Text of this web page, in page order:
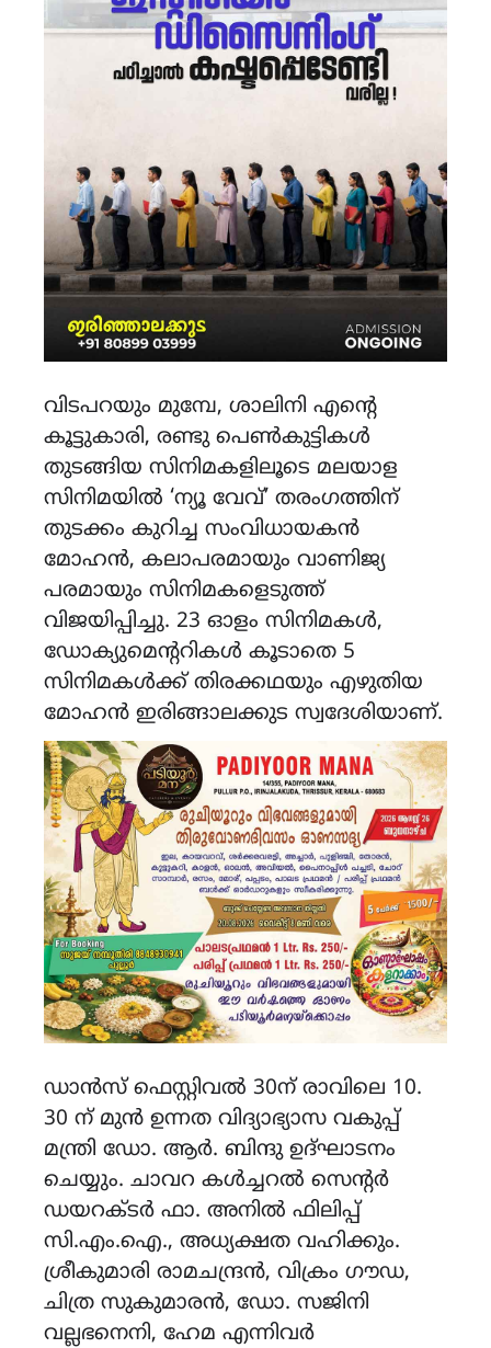
വിടപറയും മുമ്പേ, ശാലിനി എൻ്റെ
കൂട്ടുകാരി, രണ്ടു പെൺകുട്ടികൾ
തുടങ്ങിയ സിനിമകളിലൂടെ മലയാള
സിനിമയിൽ ‘ന്യൂ വേവ്’ തരംഗത്തിന്
തുടക്കം കുറിച്ച സംവിധായകൻ
മോഹൻ, കലാപരമായും വാണിജ്യ
പരമായും സിനിമകളെടുത്ത്
വിജയിപ്പിച്ചു. 23 ഓളം സിനിമകൾ,
ഡോക്യുമെന്ററികൾ കൂടാതെ 5
സിനിമകൾക്ക് തിരക്കഥയും എഴുതിയ
മോഹൻ ഇരിങ്ങാലക്കുട സ്വദേശിയാണ്.
ഡാൻസ് ഫെസ്റ്റിവൽ 30ന് രാവിലെ 10.
30 ന് മുൻ ഉന്നത വിദ്യാഭ്യാസ വകുപ്പ്
മന്ത്രി ഡോ. ആർ. ബിന്ദു ഉദ്ഘാടനം
ചെയ്യും. ചാവറ കൾച്ചറൽ സെന്റർ
ഡയറക്ടർ ഫാ. അനിൽ ഫിലിപ്പ്
സി.എം.ഐ., അധ്യക്ഷത വഹിക്കും.
ശ്രീകുമാരി രാമചന്ദ്രൻ, വിക്രം ഗൗഡ,
ചിത്ര സുകുമാരൻ, ഡോ. സജിനി
വല്ലഭനെനി, ഹേമ എന്നിവർ